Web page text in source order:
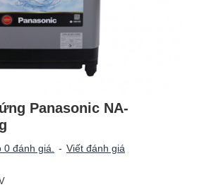
Panasonic NA-
0 đánh giá. - Viết đánh giá